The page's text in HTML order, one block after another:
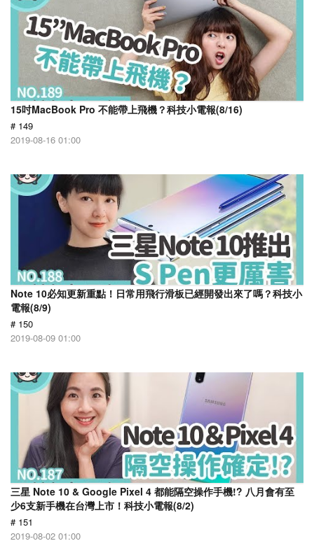
15吋MacBook Pro 不能帶上飛機？科技小電報(8/16)
# 149
2019-08-16 01:00
Note 10必知更新重點！日常用飛行滑板已經開發出來了嗎？科技小
電報(8/9)
# 150
2019-08-09 01:00
三星 Note 10 & Google Pixel 4 都能隔空操作手機!? 八月會有至
少6支新手機在台灣上市！科技小電報(8/2)
# 151
2019-08-02 01:00